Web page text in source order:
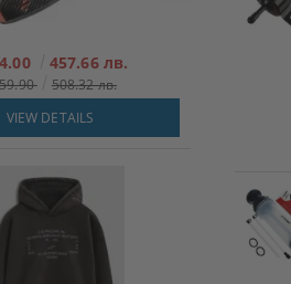
457.66 лв.
508.32 лв.
VIEW DETAILS